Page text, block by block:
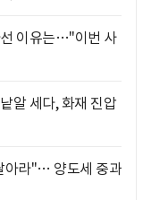
이유는…"이번 사
알 세다, 화재 진압
아라"… 양도세 중과